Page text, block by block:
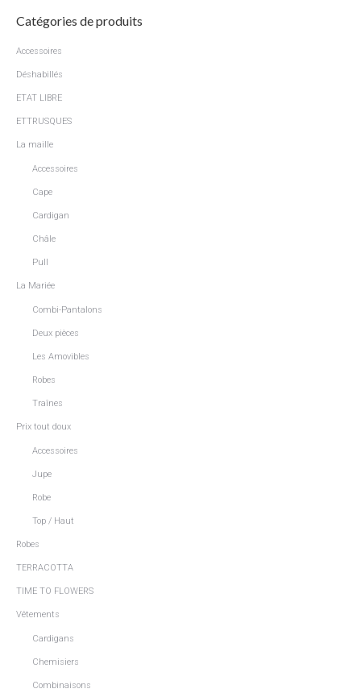
Catégories de produits
Accessoires
Déshabillés
ETAT LIBRE
ETTRUSQUES
La maille
Accessoires
Cape
Cardigan
Châle
Pull
La Mariée
Combi-Pantalons
Deux pièces
Les Amovibles
Robes
Traînes
Prix tout doux
Accessoires
Jupe
Robe
Top / Haut
Robes
TERRACOTTA
TIME TO FLOWERS
Vêtements
Cardigans
Chemisiers
Combinaisons